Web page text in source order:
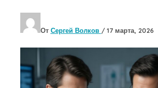
От Сергей Волков / 17 марта, 2026